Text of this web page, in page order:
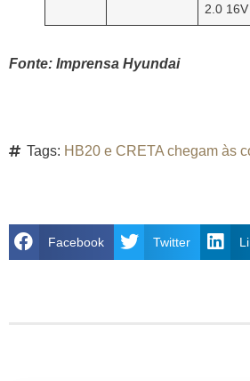
2.0
Fonte: Imprensa Hyundai
Tags: HB20 e CRETA chegam às
Facebook Twitter